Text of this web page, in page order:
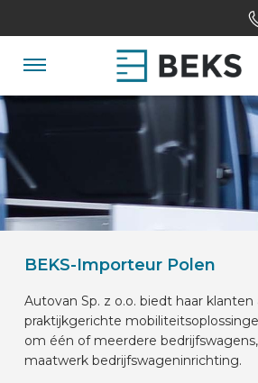
Spring
OVER ONS
MAATWERK
SECTOREN
BEKS-Importeur Polen
Autovan Sp. z o.o. biedt haar klanten
praktijkgerichte
om één of meerdere
maatwerk bedrijfswageninrichting.